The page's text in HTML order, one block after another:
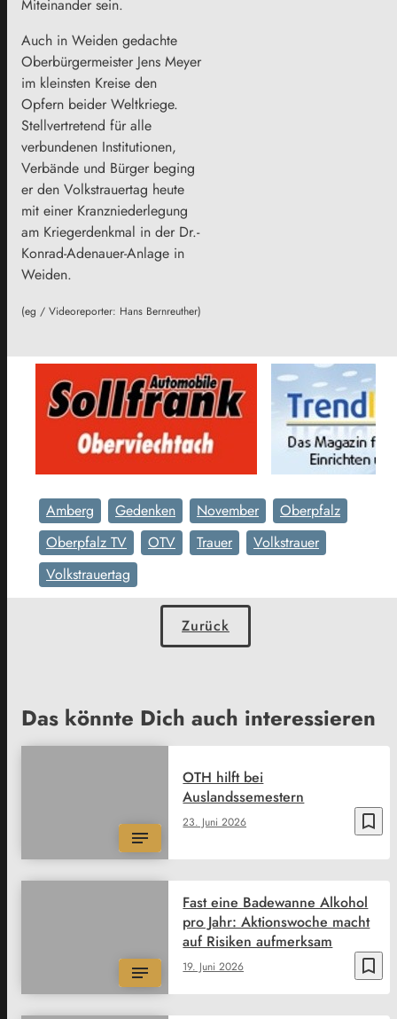
Miteinander sein.
Auch in Weiden gedachte
Oberbürgermeister Jens Meyer
im kleinsten Kreise den
Opfern beider Weltkriege.
Stellvertretend für alle
verbundenen Institutionen,
Verbände und Bürger beging
er den Volkstrauertag heute
mit einer Kranzniederlegung
am Kriegerdenkmal in der Dr.-
Konrad-Adenauer-Anlage in
Weiden.
(eg / Videoreporter: Hans Bernreuther)
Amberg Gedenken November
Oberpfalz
Oberpfalz TV
OTV Trauer
Volkstrauer
Volkstrauertag
Zurück
Das könnte Dich auch interessieren
bookmark_border
23. Juni 2026
OTH hilft bei
Auslandssemestern
bookmark_border
19. Juni 2026
Fast eine Badewanne Alkohol
pro Jahr: Aktionswoche macht
auf Risiken aufmerksam